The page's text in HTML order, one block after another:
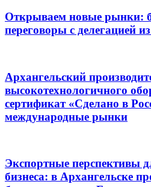
Открываем новые рынки:
переговоры с делегацией
Архангельский
высокотехнологичного
сертификат «Сделано в
международные рынки
Экспортные перспективы
бизнеса: в Архангельске